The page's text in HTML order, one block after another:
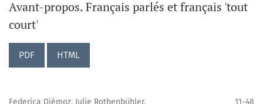
Avant-propos. Français parlés et français 'tout
court'
PDF HTML
Federica Diémoz, Julie Rothenbühler,
11-48